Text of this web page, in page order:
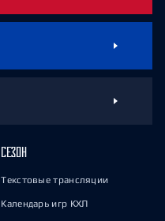
СЕЗОН
Текстовые трансляции
Календарь игр КХЛ